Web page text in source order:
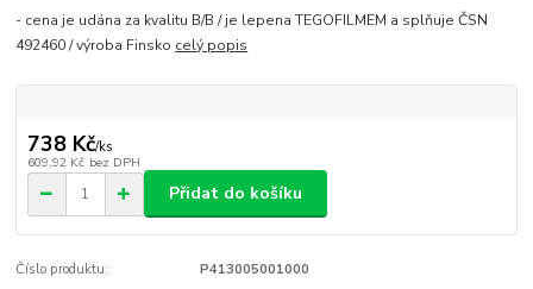
- cena je udána za kvalitu B/B / je lepena TEGOFILMEM a splňuje ČSN
492460 / výroba Finsko celý popis
738 Kč/ks
609,92 Kč bez DPH
Přidat do košíku
Číslo produktu: P413005001000